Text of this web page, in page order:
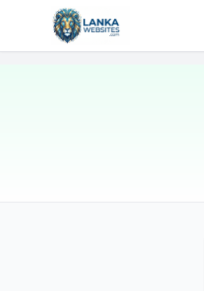
Skip to content